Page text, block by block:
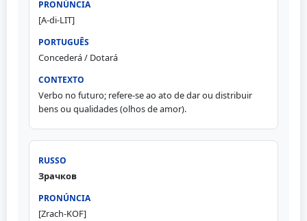
[A-di-LIT]
Concederá / Dotará
Verbo no futuro; refere-se ao ato de dar ou distribuir
bens ou qualidades (olhos de amor).
Зрачков
[Zrach-KOF]